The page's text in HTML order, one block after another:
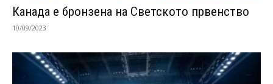
Канада е бронзена на Светското првенство
10/09/2023